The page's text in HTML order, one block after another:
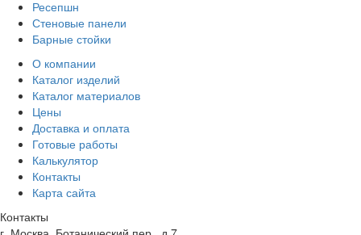
Ресепшн
Стеновые панели
Барные стойки
О компании
Каталог изделий
Каталог материалов
Цены
Доставка и оплата
Готовые работы
Калькулятор
Контакты
Карта сайта
Контакты